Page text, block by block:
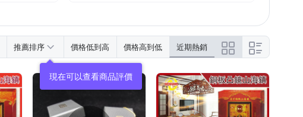
推薦排序 價格低到高 價格高到低 近期熱銷
現在可以查看商品評價